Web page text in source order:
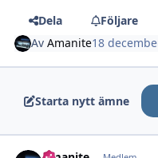
Dela
Följare
AvAmanite18
Starta nytt ämne